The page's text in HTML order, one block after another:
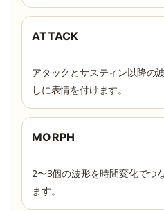
ATTACK
アタックとサスティン以降の
しに表情を付けます。
MORPH
2〜3個の波形を時間変化でつ
ます。